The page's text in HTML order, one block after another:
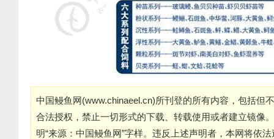
中国鳗鱼网(www.chinaeel.cn)所刊登的所有内容，包括但
合法授权，禁止一切形式的下载、转载使用或者建立镜像
明“来源：中国鳗鱼网”字样。违反上述声明者，本网将依